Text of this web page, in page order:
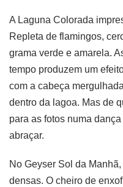
A Laguna Colorada
Repleta de flamingos,
grama verde e amarela.
tempo produzem um
com a cabeça
dentro da lagoa. Mas de
para as fotos numa
abraçar.
No Geyser Sol da
densas. O cheiro de